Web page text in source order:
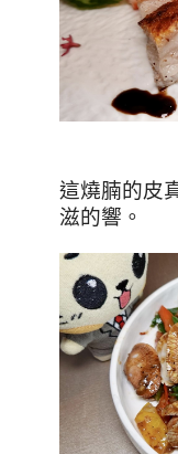
這燒腩的皮
滋的響。